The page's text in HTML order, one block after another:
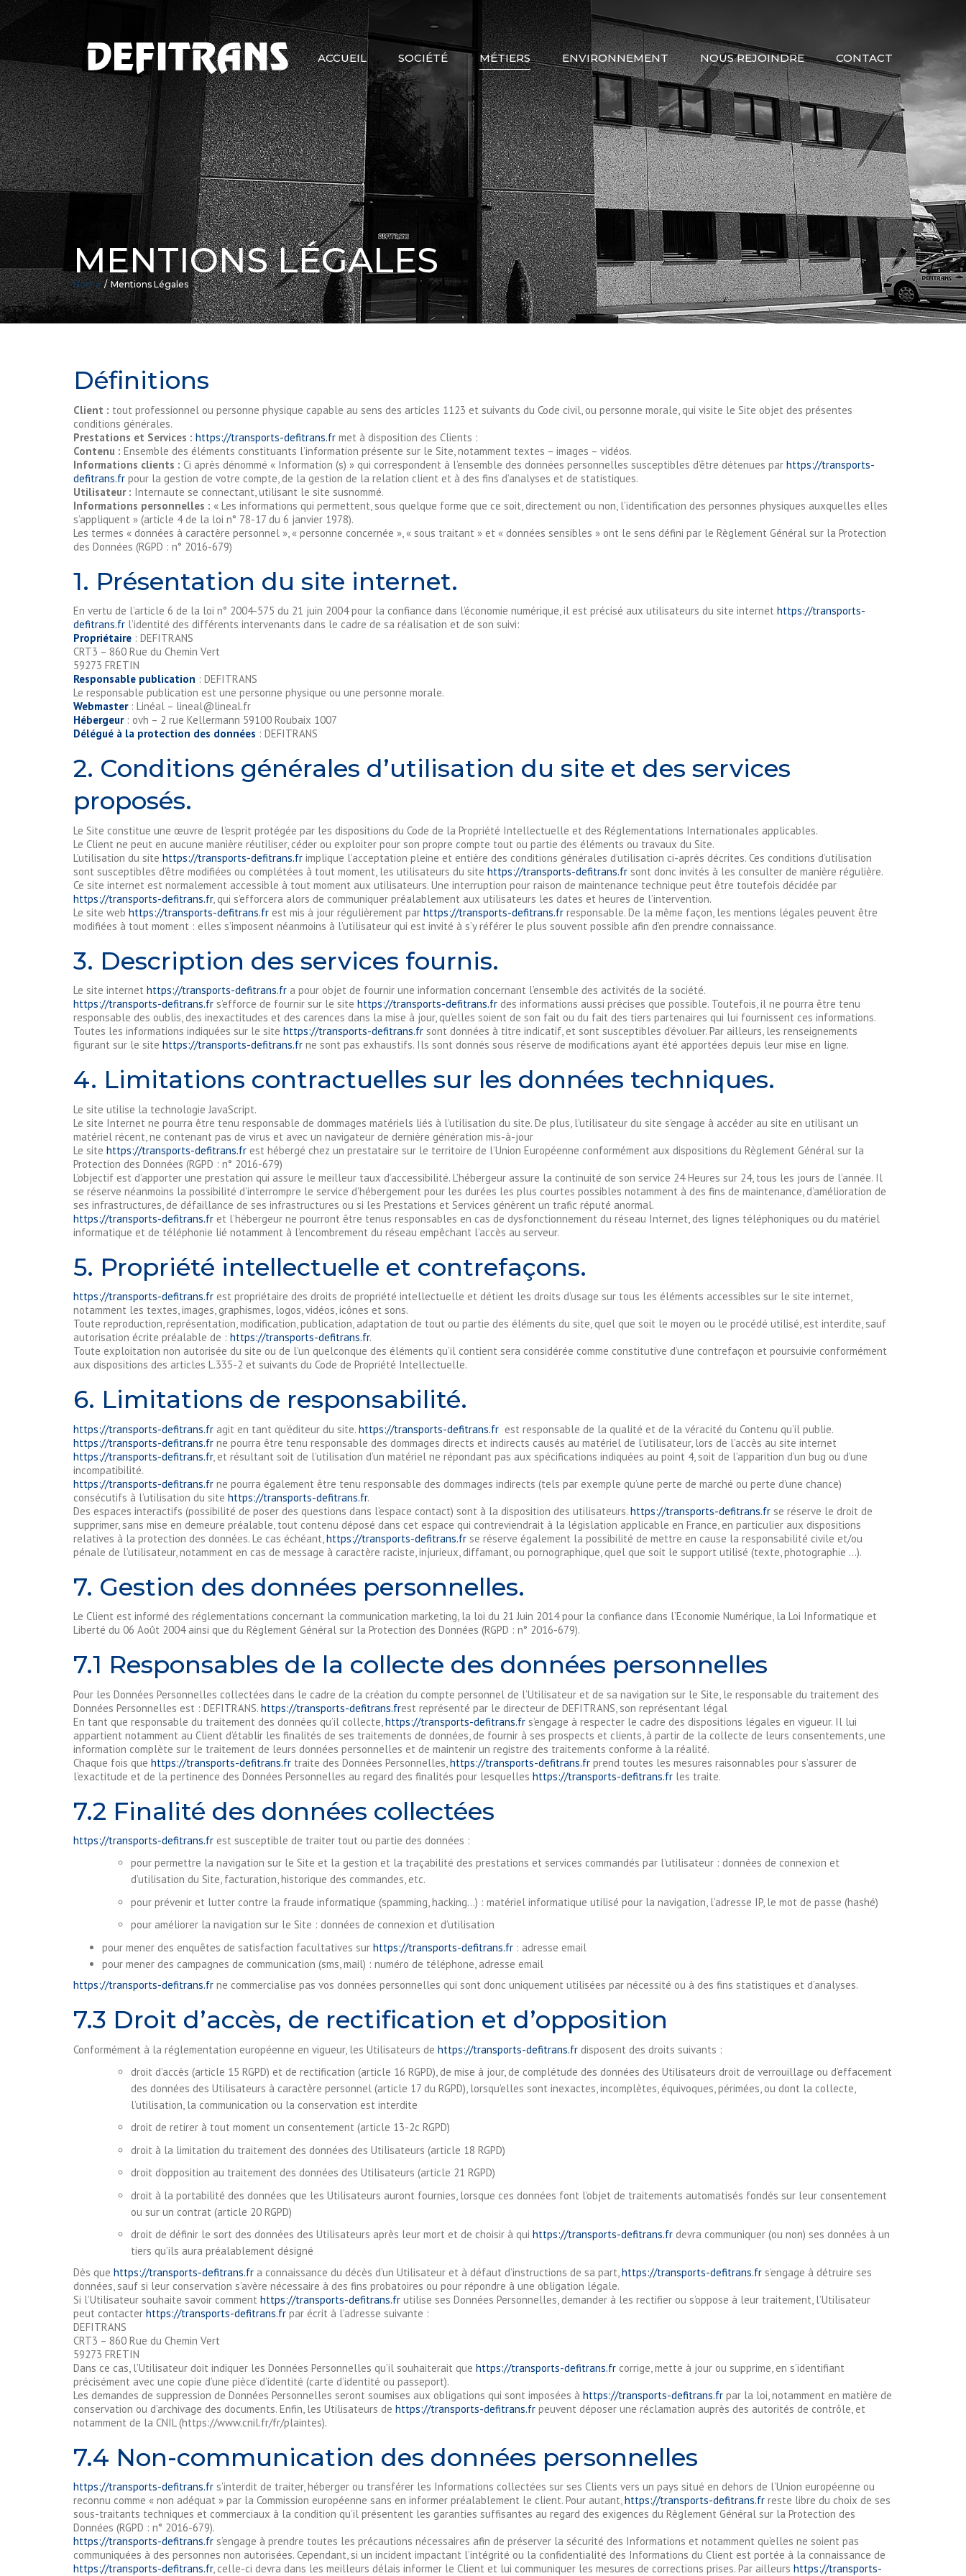
ACCUEIL SOCIÉTÉ MÉTIERS
TRANSPORT
LOCATION
AFFRÈTEMENT
STOCKAGE
MAINTENANCE
ENVIRONNEMENT NOUS REJOINDRE CONTACT
MENTIONS LÉGALES
Home Mentions Légales
Définitions
Client : tout professionnel ou personne physique capable au sens des articles 1123 et suivants du Code civil, ou personne morale, qui visite le Site objet des présentes
conditions générales.
Prestations et Services : https://transports-defitrans.fr met à disposition des Clients :
Contenu : Ensemble des éléments constituants l’information présente sur le Site, notamment textes – images – vidéos.
Informations clients : Ci après dénommé « Information (s) » qui correspondent à l’ensemble des données personnelles susceptibles d’être détenues par https://transports-
defitrans.fr pour la gestion de votre compte, de la gestion de la relation client et à des fins d’analyses et de statistiques.
Utilisateur : Internaute se connectant, utilisant le site susnommé.
Informations personnelles : « Les informations qui permettent, sous quelque forme que ce soit, directement ou non, l’identification des personnes physiques auxquelles elles
s’appliquent » (article 4 de la loi n° 78-17 du 6 janvier 1978).
Les termes « données à caractère personnel », « personne concernée », « sous traitant » et « données sensibles » ont le sens défini par le Règlement Général sur la Protection
des Données (RGPD : n° 2016-679)
1. Présentation du site internet.
En vertu de l’article 6 de la loi n° 2004-575 du 21 juin 2004 pour la confiance dans l’économie numérique, il est précisé aux utilisateurs du site internet https://transports-
defitrans.fr l’identité des différents intervenants dans le cadre de sa réalisation et de son suivi:
Propriétaire : DEFITRANS
CRT3 – 860 Rue du Chemin Vert
59273 FRETIN
Responsable publication : DEFITRANS
Le responsable publication est une personne physique ou une personne morale.
Webmaster: Linéal – lineal@lineal.fr
Hébergeur: ovh – 2 rue Kellermann 59100 Roubaix 1007
Délégué à la protection des données : DEFITRANS
2. Conditions générales d’utilisation du site et des services
proposés.
Le Site constitue une œuvre de l’esprit protégée par les dispositions du Code de la Propriété Intellectuelle et des Réglementations Internationales applicables.
Le Client ne peut en aucune manière réutiliser, céder ou exploiter pour son propre compte tout ou partie des éléments ou travaux du Site.
L’utilisation du site https://transports-defitrans.fr implique l’acceptation pleine et entière des conditions générales d’utilisation ci-après décrites. Ces conditions d’utilisation
sont susceptibles d’être modifiées ou complétées à tout moment, les utilisateurs du site https://transports-defitrans.fr sont donc invités à les consulter de manière régulière.
Ce site internet est normalement accessible à tout moment aux utilisateurs. Une interruption pour raison de maintenance technique peut être toutefois décidée par
https://transports-defitrans.fr, qui s’efforcera alors de communiquer préalablement aux utilisateurs les dates et heures de l’intervention.
Le site web https://transports-defitrans.fr est mis à jour régulièrement par https://transports-defitrans.fr responsable. De la même façon, les mentions légales peuvent être
modifiées à tout moment : elles s’imposent néanmoins à l’utilisateur qui est invité à s’y référer le plus souvent possible afin d’en prendre connaissance.
3. Description des services fournis.
Le site internet https://transports-defitrans.fr a pour objet de fournir une information concernant l’ensemble des activités de la société.
https://transports-defitrans.fr s’efforce de fournir sur le site https://transports-defitrans.fr des informations aussi précises que possible. Toutefois, il ne pourra être tenu
responsable des oublis, des inexactitudes et des carences dans la mise à jour, qu’elles soient de son fait ou du fait des tiers partenaires qui lui fournissent ces informations.
Toutes les informations indiquées sur le site https://transports-defitrans.fr sont données à titre indicatif, et sont susceptibles d’évoluer. Par ailleurs, les renseignements
figurant sur le site https://transports-defitrans.fr ne sont pas exhaustifs. Ils sont donnés sous réserve de modifications ayant été apportées depuis leur mise en ligne.
4. Limitations contractuelles sur les données techniques.
Le site utilise la technologie JavaScript.
Le site Internet ne pourra être tenu responsable de dommages matériels liés à l’utilisation du site. De plus, l’utilisateur du site s’engage à accéder au site en utilisant un
matériel récent, ne contenant pas de virus et avec un navigateur de dernière génération mis-à-jour
Le site https://transports-defitrans.fr est hébergé chez un prestataire sur le territoire de l’Union Européenne conformément aux dispositions du Règlement Général sur la
Protection des Données (RGPD : n° 2016-679)
L’objectif est d’apporter une prestation qui assure le meilleur taux d’accessibilité. L’hébergeur assure la continuité de son service 24 Heures sur 24, tous les jours de l’année. Il
se réserve néanmoins la possibilité d’interrompre le service d’hébergement pour les durées les plus courtes possibles notamment à des fins de maintenance, d’amélioration de
ses infrastructures, de défaillance de ses infrastructures ou si les Prestations et Services génèrent un trafic réputé anormal.
https://transports-defitrans.fr et l’hébergeur ne pourront être tenus responsables en cas de dysfonctionnement du réseau Internet, des lignes téléphoniques ou du matériel
informatique et de téléphonie lié notamment à l’encombrement du réseau empêchant l’accès au serveur.
5. Propriété intellectuelle et contrefaçons.
https://transports-defitrans.fr est propriétaire des droits de propriété intellectuelle et détient les droits d’usage sur tous les éléments accessibles sur le site internet,
notamment les textes, images, graphismes, logos, vidéos, icônes et sons.
Toute reproduction, représentation, modification, publication, adaptation de tout ou partie des éléments du site, quel que soit le moyen ou le procédé utilisé, est interdite, sauf
autorisation écrite préalable de : https://transports-defitrans.fr.
Toute exploitation non autorisée du site ou de l’un quelconque des éléments qu’il contient sera considérée comme constitutive d’une contrefaçon et poursuivie conformément
aux dispositions des articles L.335-2 et suivants du Code de Propriété Intellectuelle.
6. Limitations de responsabilité.
https://transports-defitrans.fr agit en tant qu’éditeur du site. https://transports-defitrans.fr est responsable de la qualité et de la véracité du Contenu qu’il publie.
https://transports-defitrans.fr ne pourra être tenu responsable des dommages directs et indirects causés au matériel de l’utilisateur, lors de l’accès au site internet
https://transports-defitrans.fr, et résultant soit de l’utilisation d’un matériel ne répondant pas aux spécifications indiquées au point 4, soit de l’apparition d’un bug ou d’une
incompatibilité.
https://transports-defitrans.fr ne pourra également être tenu responsable des dommages indirects (tels par exemple qu’une perte de marché ou perte d’une chance)
consécutifs à l’utilisation du site https://transports-defitrans.fr.
Des espaces interactifs (possibilité de poser des questions dans l’espace contact) sont à la disposition des utilisateurs. https://transports-defitrans.fr se réserve le droit de
supprimer, sans mise en demeure préalable, tout contenu déposé dans cet espace qui contreviendrait à la législation applicable en France, en particulier aux dispositions
relatives à la protection des données. Le cas échéant, https://transports-defitrans.fr se réserve également la possibilité de mettre en cause la responsabilité civile et/ou
pénale de l’utilisateur, notamment en cas de message à caractère raciste, injurieux, diffamant, ou pornographique, quel que soit le support utilisé (texte, photographie …).
7. Gestion des données personnelles.
Le Client est informé des réglementations concernant la communication marketing, la loi du 21 Juin 2014 pour la confiance dans l’Economie Numérique, la Loi Informatique et
Liberté du 06 Août 2004 ainsi que du Règlement Général sur la Protection des Données (RGPD : n° 2016-679).
7.1 Responsables de la collecte des données personnelles
Pour les Données Personnelles collectées dans le cadre de la création du compte personnel de l’Utilisateur et de sa navigation sur le Site, le responsable du traitement des
Données Personnelles est : DEFITRANS. https://transports-defitrans.frest représenté par le directeur de DEFITRANS, son représentant légal
En tant que responsable du traitement des données qu’il collecte, https://transports-defitrans.fr s’engage à respecter le cadre des dispositions légales en vigueur. Il lui
appartient notamment au Client d’établir les finalités de ses traitements de données, de fournir à ses prospects et clients, à partir de la collecte de leurs consentements, une
information complète sur le traitement de leurs données personnelles et de maintenir un registre des traitements conforme à la réalité.
Chaque fois que https://transports-defitrans.fr traite des Données Personnelles, https://transports-defitrans.fr prend toutes les mesures raisonnables pour s’assurer de
l’exactitude et de la pertinence des Données Personnelles au regard des finalités pour lesquelles https://transports-defitrans.fr les traite.
7.2 Finalité des données collectées
https://transports-defitrans.fr est susceptible de traiter tout ou partie des données :
pour permettre la navigation sur le Site et la gestion et la traçabilité des prestations et services commandés par l’utilisateur : données de connexion et
d’utilisation du Site, facturation, historique des commandes, etc.
pour prévenir et lutter contre la fraude informatique (spamming, hacking…) : matériel informatique utilisé pour la navigation, l’adresse IP, le mot de passe (hashé)
pour améliorer la navigation sur le Site : données de connexion et d’utilisation
pour mener des enquêtes de satisfaction facultatives sur https://transports-defitrans.fr : adresse email
pour mener des campagnes de communication (sms, mail) : numéro de téléphone, adresse email
https://transports-defitrans.fr ne commercialise pas vos données personnelles qui sont donc uniquement utilisées par nécessité ou à des fins statistiques et d’analyses.
7.3 Droit d’accès, de rectification et d’opposition
Conformément à la réglementation européenne en vigueur, les Utilisateurs de https://transports-defitrans.fr disposent des droits suivants :
droit d’accès (article 15 RGPD) et de rectification (article 16 RGPD), de mise à jour, de complétude des données des Utilisateurs droit de verrouillage ou d’effacement
des données des Utilisateurs à caractère personnel (article 17 du RGPD), lorsqu’elles sont inexactes, incomplètes, équivoques, périmées, ou dont la collecte,
l’utilisation, la communication ou la conservation est interdite
droit de retirer à tout moment un consentement (article 13-2c RGPD)
droit à la limitation du traitement des données des Utilisateurs (article 18 RGPD)
droit d’opposition au traitement des données des Utilisateurs (article 21 RGPD)
droit à la portabilité des données que les Utilisateurs auront fournies, lorsque ces données font l’objet de traitements automatisés fondés sur leur consentement
ou sur un contrat (article 20 RGPD)
droit de définir le sort des données des Utilisateurs après leur mort et de choisir à qui https://transports-defitrans.fr devra communiquer (ou non) ses données à un
tiers qu’ils aura préalablement désigné
Dès que https://transports-defitrans.fr a connaissance du décès d’un Utilisateur et à défaut d’instructions de sa part, https://transports-defitrans.fr s’engage à détruire ses
données, sauf si leur conservation s’avère nécessaire à des fins probatoires ou pour répondre à une obligation légale.
Si l’Utilisateur souhaite savoir comment https://transports-defitrans.fr utilise ses Données Personnelles, demander à les rectifier ou s’oppose à leur traitement, l’Utilisateur
peut contacter https://transports-defitrans.fr par écrit à l’adresse suivante :
DEFITRANS
CRT3 – 860 Rue du Chemin Vert
59273 FRETIN
Dans ce cas, l’Utilisateur doit indiquer les Données Personnelles qu’il souhaiterait que https://transports-defitrans.fr corrige, mette à jour ou supprime, en s’identifiant
précisément avec une copie d’une pièce d’identité (carte d’identité ou passeport).
Les demandes de suppression de Données Personnelles seront soumises aux obligations qui sont imposées à https://transports-defitrans.fr par la loi, notamment en matière de
conservation ou d’archivage des documents. Enfin, les Utilisateurs de https://transports-defitrans.fr peuvent déposer une réclamation auprès des autorités de contrôle, et
notamment de la CNIL (https://www.cnil.fr/fr/plaintes).
7.4 Non-communication des données personnelles
https://transports-defitrans.fr s’interdit de traiter, héberger ou transférer les Informations collectées sur ses Clients vers un pays situé en dehors de l’Union européenne ou
reconnu comme « non adéquat » par la Commission européenne sans en informer préalablement le client. Pour autant,https://transports-defitrans.fr reste libre du choix de ses
sous-traitants techniques et commerciaux à la condition qu’il présentent les garanties suffisantes au regard des exigences du Règlement Général sur la Protection des
Données (RGPD : n° 2016-679).
https://transports-defitrans.fr s’engage à prendre toutes les précautions nécessaires afin de préserver la sécurité des Informations et notamment qu’elles ne soient pas
communiquées à des personnes non autorisées. Cependant, si un incident impactant l’intégrité ou la confidentialité des Informations du Client est portée à la connaissance de
https://transports-defitrans.fr, celle-ci devra dans les meilleurs délais informer le Client et lui communiquer les mesures de corrections prises. Par ailleurs https://transports-